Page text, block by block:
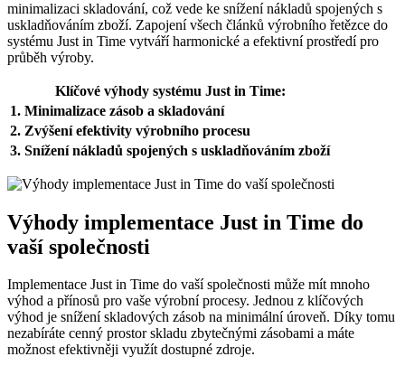
minimalizaci skladování, což vede ke snížení nákladů spojených s
uskladňováním zboží. Zapojení všech článků výrobního řetězce do
systému Just in Time vytváří harmonické a efektivní prostředí pro
průběh výroby.
Klíčové výhody systému Just in Time:
1. Minimalizace zásob a skladování
2. Zvýšení efektivity výrobního procesu
3. Snížení nákladů spojených s uskladňováním zboží
Výhody implementace Just in Time do
vaší společnosti
Implementace Just in Time do vaší společnosti může mít mnoho
výhod a přínosů pro vaše výrobní procesy. Jednou z klíčových
výhod je snížení skladových zásob na minimální úroveň. Díky tomu
nezabíráte cenný prostor skladu zbytečnými zásobami a máte
možnost efektivněji využít dostupné zdroje.